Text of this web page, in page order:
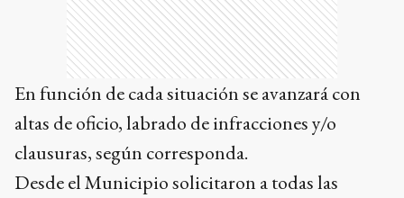
En función de cada situación se avanzará con
altas de oficio, labrado de infracciones y/o
clausuras, según corresponda.
Desde el Municipio solicitaron a todas las